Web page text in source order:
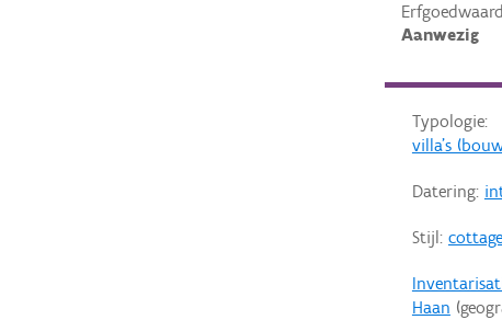
Aanwezig
Typologie:
villa's
Datering:
Stijl:
Haan